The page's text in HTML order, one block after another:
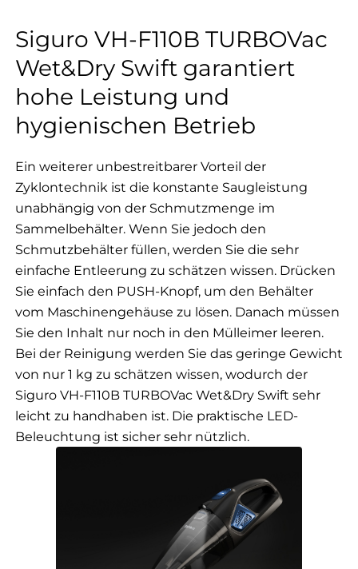
Siguro VH-F110B TURBOVac
Wet&Dry Swift garantiert
hohe Leistung und
hygienischen Betrieb
Ein weiterer unbestreitbarer Vorteil der
Zyklontechnik ist die konstante Saugleistung
unabhängig von der Schmutzmenge im
Sammelbehälter. Wenn Sie jedoch den
Schmutzbehälter füllen, werden Sie die sehr
einfache Entleerung zu schätzen wissen. Drücken
Sie einfach den PUSH-Knopf, um den Behälter
vom Maschinengehäuse zu lösen. Danach müssen
Sie den Inhalt nur noch in den Mülleimer leeren.
Bei der Reinigung werden Sie das geringe Gewicht
von nur 1 kg zu schätzen wissen, wodurch der
Siguro VH-F110B TURBOVac Wet&Dry Swift sehr
leicht zu handhaben ist. Die praktische LED-
Beleuchtung ist sicher sehr nützlich.